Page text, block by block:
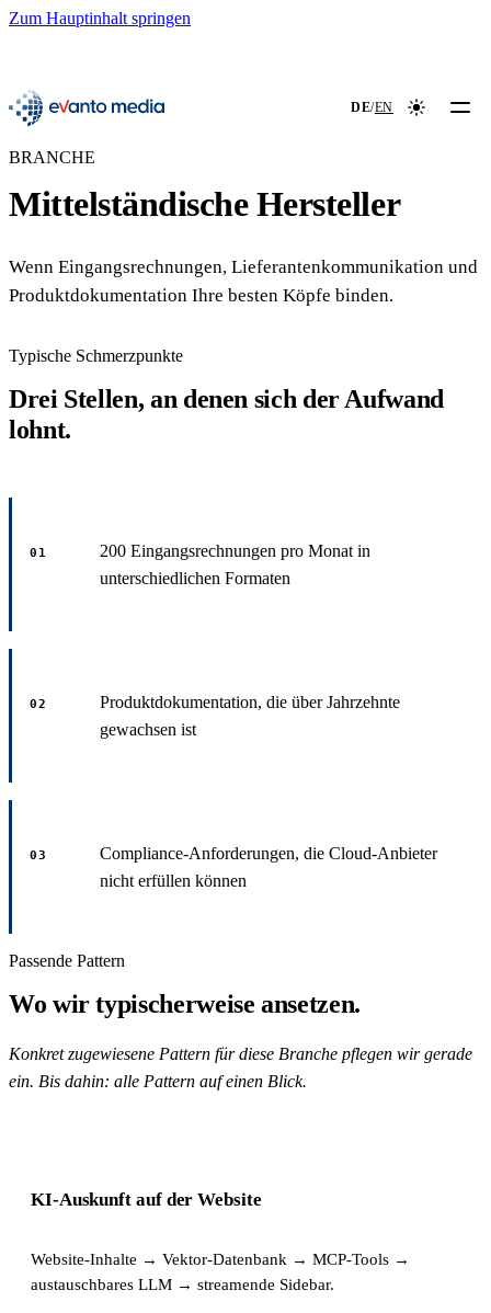
Zum Hauptinhalt springen
evanto media DE/EN Farbmodus
BRANCHE
Mittelständische Hersteller
Wenn Eingangsrechnungen, Lieferantenkommunikation und
Produktdokumentation Ihre besten Köpfe binden.
Typische Schmerzpunkte
Drei Stellen, an denen sich der Aufwand
lohnt.
01
200 Eingangsrechnungen pro Monat in
unterschiedlichen Formaten
02
Produktdokumentation, die über Jahrzehnte
gewachsen ist
03
Compliance-Anforderungen, die Cloud-Anbieter
nicht erfüllen können
Passende Pattern
Wo wir typischerweise ansetzen.
Konkret zugewiesene Pattern für diese Branche pflegen wir gerade
ein. Bis dahin: alle Pattern auf einen Blick.
KI-Auskunft auf der Website
Website-Inhalte → Vektor-Datenbank → MCP-Tools →
austauschbares LLM → streamende Sidebar.